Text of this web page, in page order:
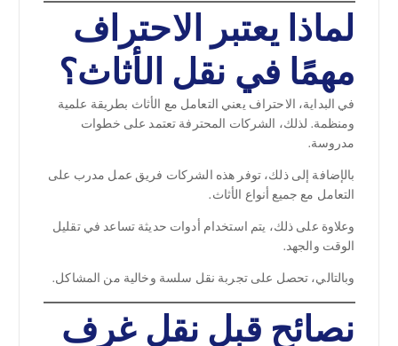
لماذا يعتبر الاحتراف
مهمًا في نقل الأثاث؟
في البداية، الاحتراف يعني التعامل مع الأثاث بطريقة علمية
ومنظمة. لذلك، الشركات المحترفة تعتمد على خطوات
مدروسة.
بالإضافة إلى ذلك، توفر هذه الشركات فريق عمل مدرب على
التعامل مع جميع أنواع الأثاث.
وعلاوة على ذلك، يتم استخدام أدوات حديثة تساعد في تقليل
الوقت والجهد.
وبالتالي، تحصل على تجربة نقل سلسة وخالية من المشاكل.
نصائح قبل نقل غرف